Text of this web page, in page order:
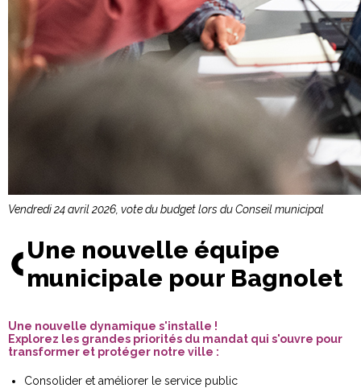
Vendredi 24 avril 2026, vote du budget lors du Conseil municipal
Une nouvelle équipe
municipale pour Bagnolet
Une nouvelle dynamique s'installe !
Explorez les grandes priorités du mandat qui s'ouvre pour
transformer et protéger notre ville :
Consolider et améliorer le service public